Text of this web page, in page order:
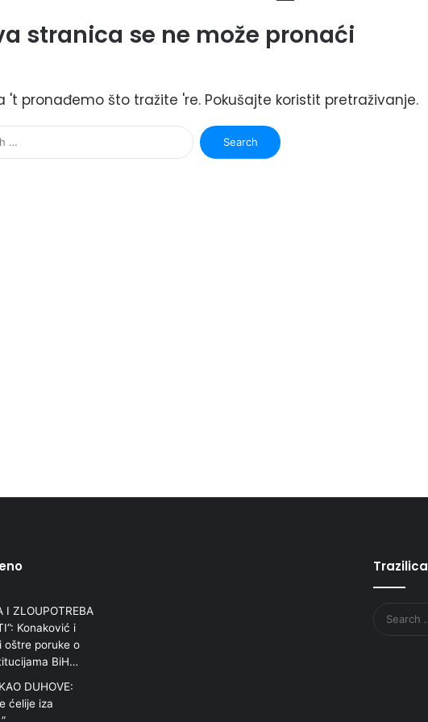
stranica se ne može pronaći
pronađemo što tražite 're. Pokušajte koristit pretraživanje.
Search
for:
I ZLOUPOTREBA
Konaković i
oštre poruke o
BiH…
DUHOVE:
ćelije iza
Trazilica